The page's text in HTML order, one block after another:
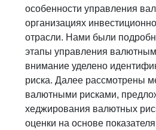
особенности управления
организациях
отрасли. Нами были
этапы управления
внимание уделено
риска. Далее рассмотрены
валютными рисками,
хеджирования валютных
оценки на основе